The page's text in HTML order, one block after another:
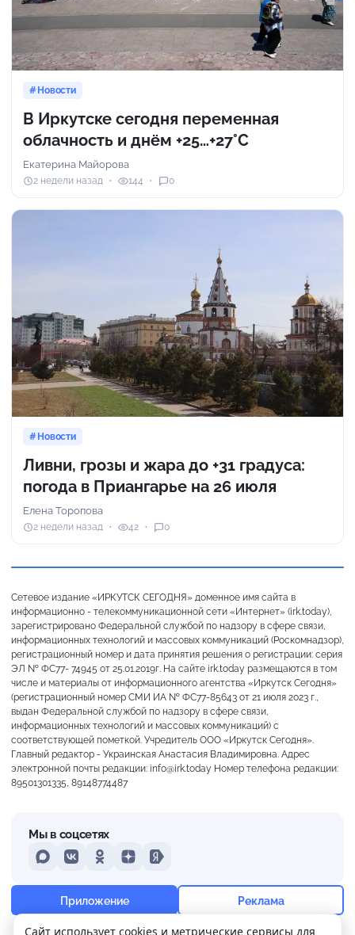
+18° Сильная морось
Ощущается как +18
Новости
В Иркутске сегодня переменная
облачность и днём +25…+27°С
Екатерина Майорова
2 недели назад 144 0
Новости
Ливни, грозы и жара до +31 градуса:
погода в Приангарье на 26 июля
Елена Торопова
2 недели назад 42 0
Сетевое издание «ИРКУТСК СЕГОДНЯ» доменное имя сайта в
информационно - телекоммуникационной сети «Интернет» (irk.today),
зарегистрировано Федеральной службой по надзору в сфере связи,
информационных технологий и массовых коммуникаций (Роскомнадзор),
регистрационный номер и дата принятия решения о регистрации: серия
ЭЛ № ФС77- 74945 от 25.01.2019г. На сайте irk.today размещаются в том
числе и материалы от информационного агентства «Иркутск Сегодня»
(регистрационный номер СМИ ИА № ФС77-85643 от 21 июля 2023 г.,
выдан Федеральной службой по надзору в сфере связи,
информационных технологий и массовых коммуникаций) с
соответствующей пометкой. Учредитель ООО «Иркутск Сегодня».
Главный редактор - Украинская Анастасия Владимировна. Адрес
электронной почты редакции: info@irk.today Номер телефона редакции:
89501301335, 89148774487
Мы в соцсетях
MAXVKontakteOdnoklassniki
DzenYandex
Приложение Реклама
Сайт использует cookies и метрические сервисы для